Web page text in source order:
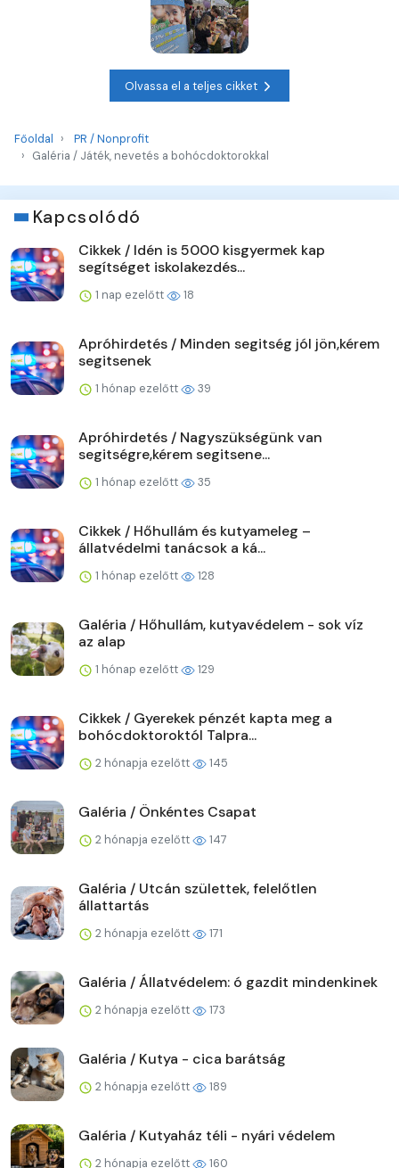
Olvassa el a teljes cikket
Főoldal
PR / Nonprofit
Galéria / Játék, nevetés a bohócdoktorokkal
Kapcsolódó
Cikkek / Idén is 5000 kisgyermek kap
segítséget iskolakezdés...
1 nap ezelőtt 18
Apróhirdetés / Minden segitség jól jön,kérem
segitsenek
1 hónap ezelőtt 39
Apróhirdetés / Nagyszükségünk van
segitségre,kérem segitsene...
1 hónap ezelőtt 35
Cikkek / Hőhullám és kutyameleg –
állatvédelmi tanácsok a ká...
1 hónap ezelőtt 128
Galéria / Hőhullám, kutyavédelem - sok víz
az alap
1 hónap ezelőtt 129
Cikkek / Gyerekek pénzét kapta meg a
bohócdoktoroktól Talpra...
2 hónapja ezelőtt 145
Galéria / Önkéntes Csapat
2 hónapja ezelőtt 147
Galéria / Utcán születtek, felelőtlen
állattartás
2 hónapja ezelőtt 171
Galéria / Állatvédelem: ó gazdit mindenkinek
2 hónapja ezelőtt 173
Galéria / Kutya - cica barátság
2 hónapja ezelőtt 189
Galéria / Kutyaház téli - nyári védelem
2 hónapja ezelőtt 160